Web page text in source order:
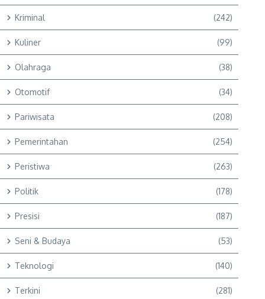
Kriminal (242)
Kuliner (99)
Olahraga (38)
Otomotif (34)
Pariwisata (208)
Pemerintahan (254)
Peristiwa (263)
Politik (178)
Presisi (187)
Seni & Budaya (53)
Teknologi (140)
Terkini (281)